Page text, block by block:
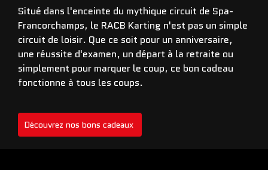
Situé dans l'enceinte du mythique circuit de Spa-
Francorchamps, le RACB Karting n'est pas un simple
circuit de loisir. Que ce soit pour un anniversaire,
une réussite d'examen, un départ à la retraite ou
simplement pour marquer le coup, ce bon cadeau
fonctionne à tous les coups.
Découvrez nos bons cadeaux